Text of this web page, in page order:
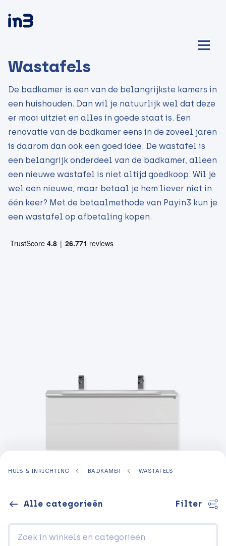
Wastafels
De badkamer is een van de belangrijkste kamers in
een huishouden. Dan wil je natuurlijk wel dat deze
er mooi uitziet en alles in goede staat is. Een
renovatie van de badkamer eens in de zoveel jaren
is daarom dan ook een goed idee. De wastafel is
een belangrijk onderdeel van de badkamer, alleen
een nieuwe wastafel is niet altijd goedkoop. Wil je
wel een nieuwe, maar betaal je hem liever niet in
één keer? Met de betaalmethode van Payin3 kun je
een wastafel op afbetaling kopen.
HUIS & INRICHTING BADKAMER WASTAFELS
Alle categorieën Filter